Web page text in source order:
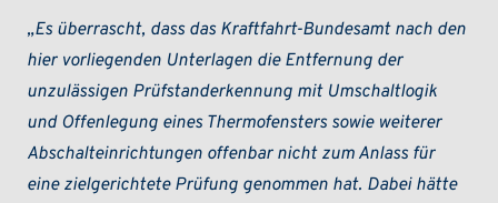
„Es überrascht, dass das Kraftfahrt-Bundesamt nach den
hier vorliegenden Unterlagen die Entfernung der
unzulässigen Prüfstanderkennung mit Umschaltlogik
und Offenlegung eines Thermofensters sowie weiterer
Abschalteinrichtungen offenbar nicht zum Anlass für
eine zielgerichtete Prüfung genommen hat. Dabei hätte